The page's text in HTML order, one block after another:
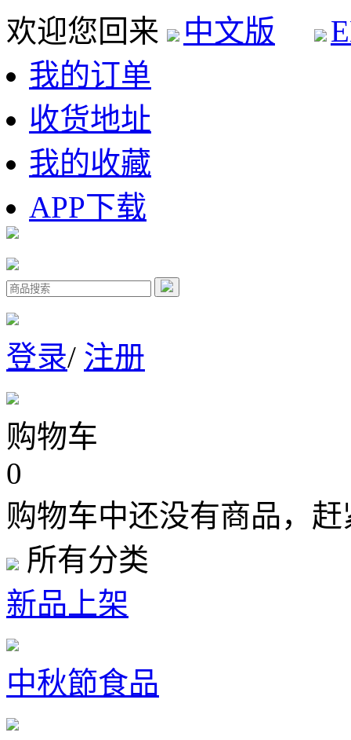
欢迎您回来 中文版
我的订单
收货地址
我的收藏
APP下载
登录/ 注册
购物车
0
购物车中还没有商品，
所有分类
新品上架
中秋節食品